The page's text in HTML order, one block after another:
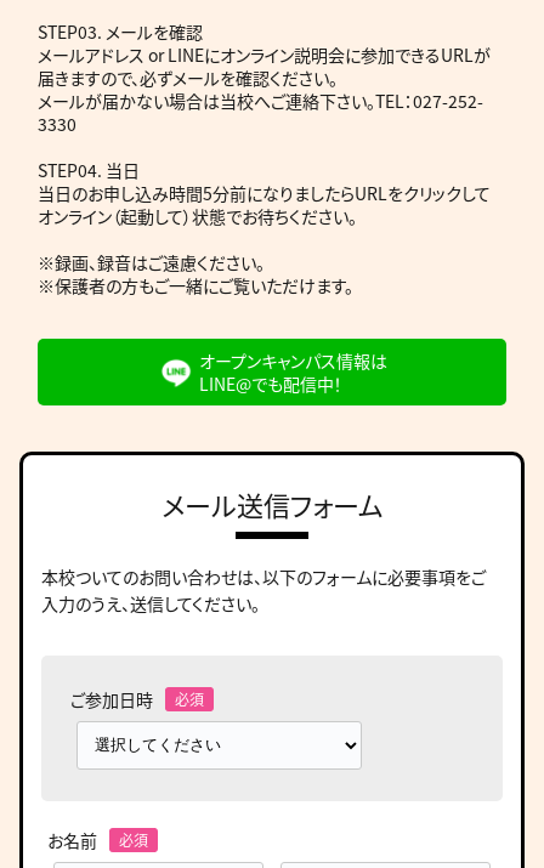
STEP03. メールを確認
メールアドレス or LINEにオンライン説明会に参加できるURLが
届きますので、必ずメールを確認ください。
メールが届かない場合は当校へご連絡下さい。TEL：027-252-
3330
STEP04. 当日
当日のお申し込み時間5分前になりましたらURLをクリックして
オンライン（起動して）状態でお待ちください。
※録画、録音はご遠慮ください。
※保護者の方もご一緒にご覧いただけます。
オープンキャンパス情報は
LINE@でも配信中！
メール送信フォーム
本校ついてのお問い合わせは、以下のフォームに必要事項をご
入力のうえ、送信してください。
ご参加日時
お名前